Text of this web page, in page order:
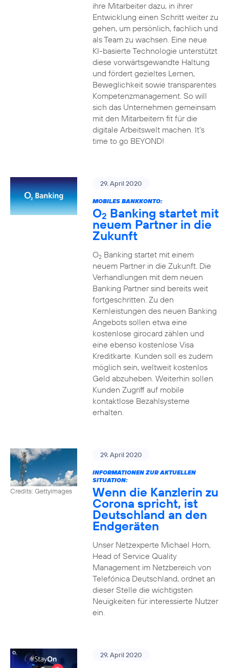
ihre Mitarbeiter dazu, in ihrer
Entwicklung einen Schritt weiter zu
gehen, um persönlich, fachlich und
als Team zu wachsen. Eine neue
KI-basierte Technologie unterstützt
diese vorwärtsgewandte Haltung
und fördert gezieltes Lernen,
Beweglichkeit sowie transparentes
Kompetenzmanagement. So will
sich das Unternehmen gemeinsam
mit den Mitarbeitern fit für die
digitale Arbeitswelt machen. It’s
time to go BEYOND!
29. April 2020
MOBILES BANKKONTO:
O2 Banking startet mit
neuem Partner in die
Zukunft
O2Banking startet mit einem
neuem Partner in die Zukunft. Die
Verhandlungen mit dem neuen
Banking Partner sind bereits weit
fortgeschritten. Zu den
Kernleistungen des neuen Banking
Angebots sollen etwa eine
kostenlose girocard zählen und
eine ebenso kostenlose Visa
Kreditkarte. Kunden soll es zudem
möglich sein, weltweit kostenlos
Geld abzuheben. Weiterhin sollen
Kunden Zugriff auf mobile
kontaktlose Bezahlsysteme
erhalten.
Credits: Gettyimages
29. April 2020
INFORMATIONEN ZUR AKTUELLEN
SITUATION:
Wenn die Kanzlerin zu
Corona spricht, ist
Deutschland an den
Endgeräten
Unser Netzexperte Michael Horn,
Head of Service Quality
Management im Netzbereich von
Telefónica Deutschland, ordnet an
dieser Stelle die wichtigsten
Neuigkeiten für interessierte Nutzer
ein.
29. April 2020